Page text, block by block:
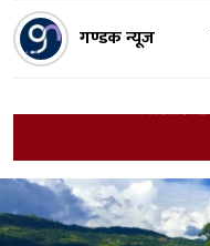
गण्डक न्यूज